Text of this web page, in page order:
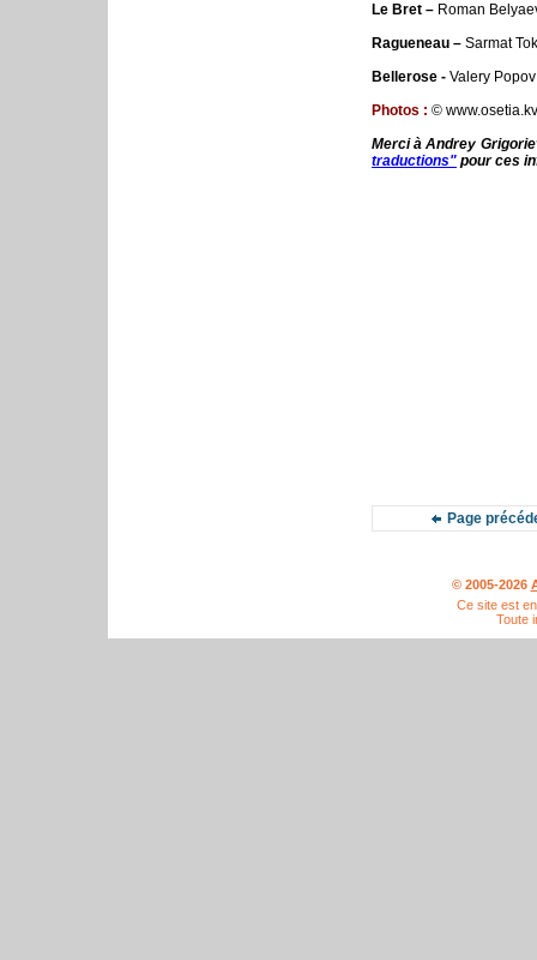
Le Bret – Roman
Ragueneau – Sarmat
Bellerose - Valery
Photos : ©
Merci à Andrey
traductions" pour ces
Page
© 2005-2026
Ce site est
Toute